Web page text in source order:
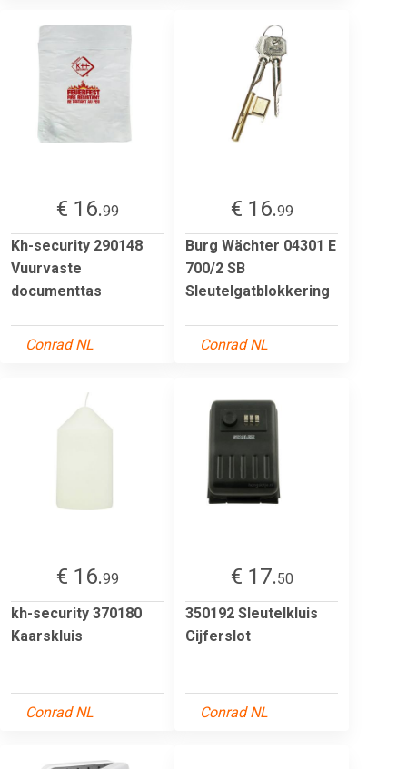
€ 16.99
Kh-security 290148
Vuurvaste
documenttas
Conrad NL
€ 16.99
Burg Wächter 04301 E
700/2 SB
Sleutelgatblokkering
Conrad NL
€ 16.99
kh-security 370180
Kaarskluis
Conrad NL
€ 17.50
350192 Sleutelkluis
Cijferslot
Conrad NL